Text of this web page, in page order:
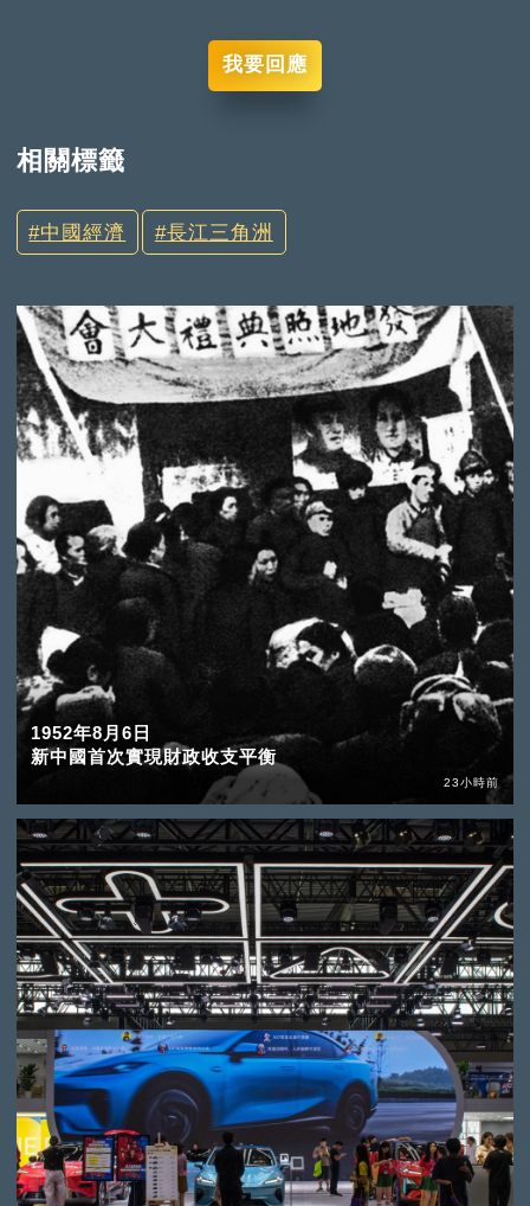
我要回應
相關標籤
中國經濟 長江三角洲
1952年8月6日
新中國首次實現財政收支平衡
23小時前